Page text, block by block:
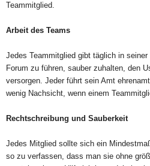
Teammitglied.
Arbeit des Teams
Jedes Teammitglied gibt täglich in
Forum zu führen, sauber zuhalten, den
versorgen. Jeder führt sein Amt
wenig Nachsicht, wenn einem
Rechtschreibung und Sauberkeit
Jedes Mitglied sollte sich ein
so zu verfassen, dass man sie ohne